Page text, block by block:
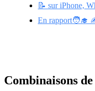
📝 sur iPhone,
En
Combinaisons